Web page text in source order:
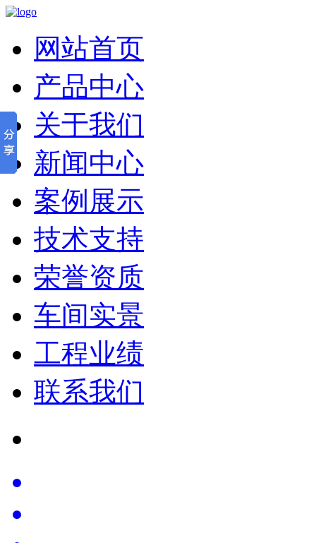
网站首页
产品中心
关于我们
新闻中心
案例展示
技术支持
荣誉资质
车间实景
工程业绩
联系我们